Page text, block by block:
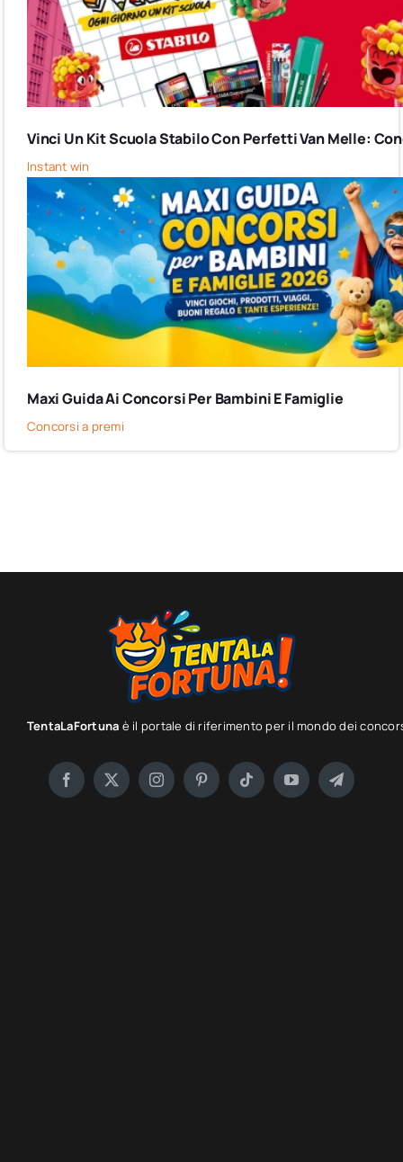
Vinci Un Kit Scuola Stabilo Con Perfetti Van Melle:
Instant win
Maxi Guida Ai Concorsi Per Bambini E Famiglie
Concorsi a premi
TentaLaFortuna è il portale di riferimento per il mondo dei